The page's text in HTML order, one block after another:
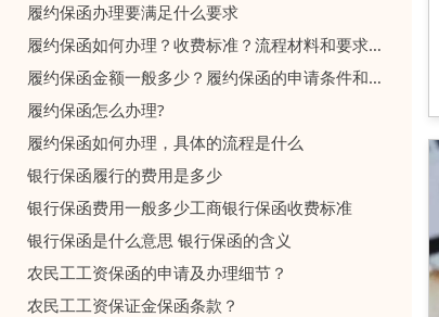
履约保函办理要满足什么要求
履约保函如何办理？收费标准？流程材料和要求条件是什么？
履约保函金额一般多少？履约保函的申请条件和办理流程是什么？
履约保函怎么办理?
履约保函如何办理，具体的流程是什么
银行保函履行的费用是多少
银行保函费用一般多少工商银行保函收费标准
银行保函是什么意思 银行保函的含义
农民工工资保函的申请及办理细节？
农民工工资保证金保函条款？